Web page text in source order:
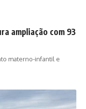
ampliação com 93
materno-infantil e